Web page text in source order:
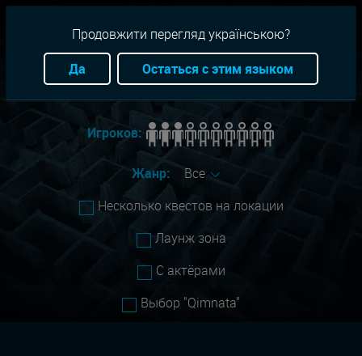
Город: Одесса
Игроков:
Жанр:
Все
Несколько квестов на локации
Лаунж зона
С актёрами
Выбор "Qimnata"
Продовжити перегляд українською?
Да
Остаться с этим языком